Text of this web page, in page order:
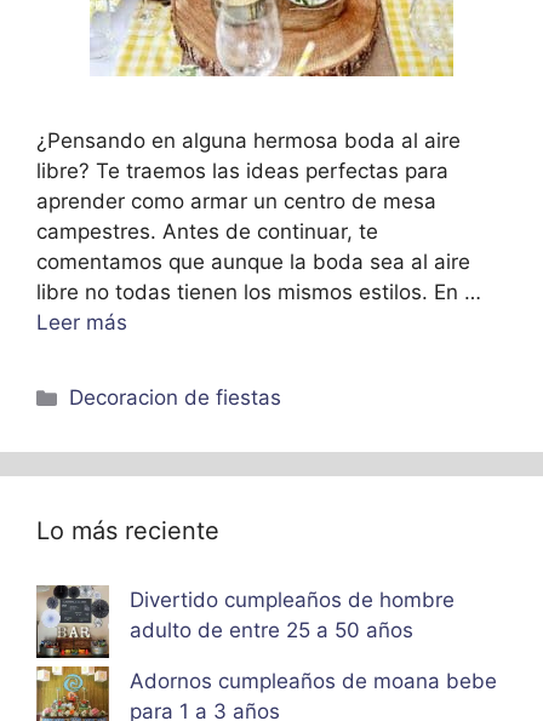
¿Pensando en alguna hermosa boda al aire
libre? Te traemos las ideas perfectas para
aprender como armar un centro de mesa
campestres. Antes de continuar, te
comentamos que aunque la boda sea al aire
libre no todas tienen los mismos estilos. En …
Leer más
Categorías
Decoracion de fiestas
Lo más reciente
Divertido cumpleaños de hombre
adulto de entre 25 a 50 años
Adornos cumpleaños de moana bebe
para 1 a 3 años